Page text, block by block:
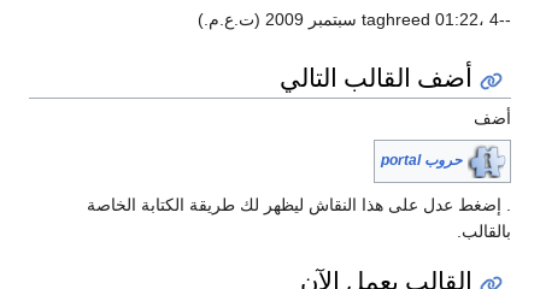
أضف القالب التالي
حروب portal
عدل على هذا النقاش ليظهر لك طريقة الكتابة الخاصة
القالب يعمل الآن